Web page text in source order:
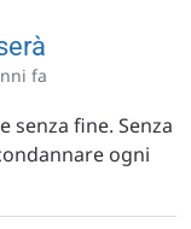
fa
senza fine. Senza
ogni